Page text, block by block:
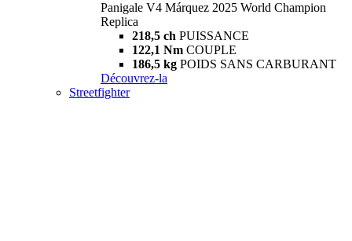
Panigale V4 Márquez 2025 World Champion
Replica
218,5 ch PUISSANCE
122,1 Nm COUPLE
186,5 kg POIDS SANS CARBURANT
Découvrez-la
Streetfighter